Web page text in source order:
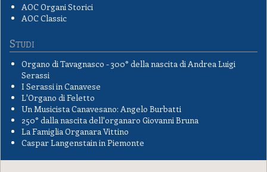
AOC Organi Storici
AOC Classic
Studi
Organo di Tavagnasco - 300° della nascita di Andrea Luigi
Serassi
I Serassi in Canavese
L'Organo di Feletto
Un Musicista Canavesano: Angelo Burbatti
250° dalla nascita dell'organaro Giovanni Bruna
La Famiglia Organara Vittino
Caspar Langenstain in Piemonte